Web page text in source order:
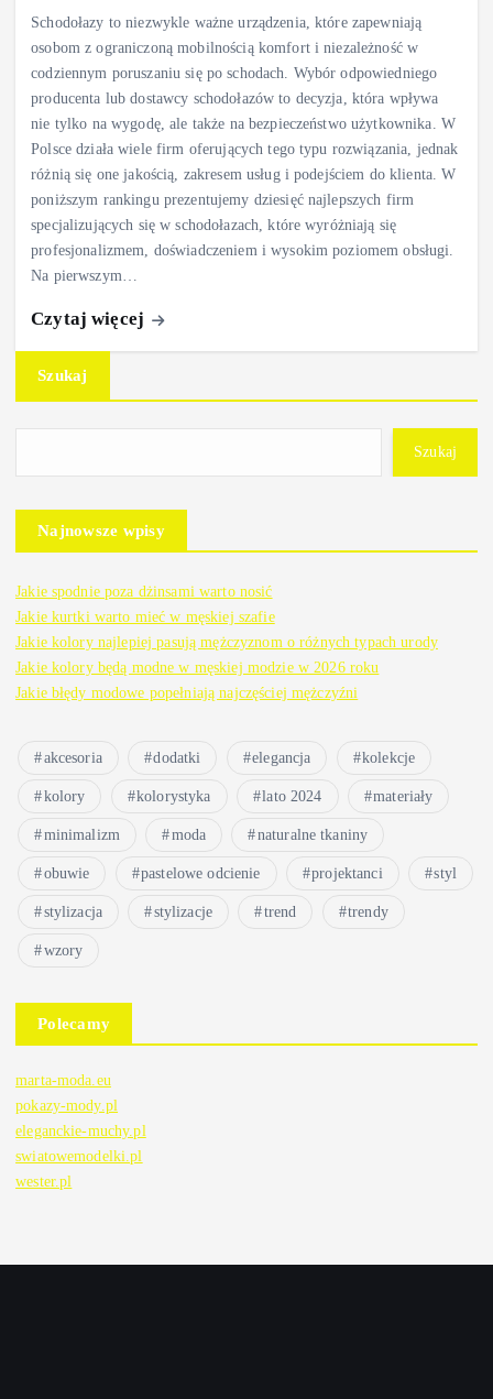
Schodołazy to niezwykle ważne urządzenia, które zapewniają
osobom z ograniczoną mobilnością komfort i niezależność w
codziennym poruszaniu się po schodach. Wybór odpowiedniego
producenta lub dostawcy schodołazów to decyzja, która wpływa
nie tylko na wygodę, ale także na bezpieczeństwo użytkownika. W
Polsce działa wiele firm oferujących tego typu rozwiązania, jednak
różnią się one jakością, zakresem usług i podejściem do klienta. W
poniższym rankingu prezentujemy dziesięć najlepszych firm
specjalizujących się w schodołazach, które wyróżniają się
profesjonalizmem, doświadczeniem i wysokim poziomem obsługi.
Na pierwszym…
Czytaj więcej
Szukaj
Szukaj
Najnowsze wpisy
Jakie spodnie poza dżinsami warto nosić
Jakie kurtki warto mieć w męskiej szafie
Jakie kolory najlepiej pasują mężczyznom o różnych typach urody
Jakie kolory będą modne w męskiej modzie w 2026 roku
Jakie błędy modowe popełniają najczęściej mężczyźni
akcesoria dodatki elegancja kolekcje
kolory kolorystyka lato 2024 materiały
minimalizm moda naturalne tkaniny
obuwie pastelowe odcienie projektanci styl
stylizacja stylizacje trend trendy
wzory
Polecamy
marta-moda.eu
pokazy-mody.pl
eleganckie-muchy.pl
swiatowemodelki.pl
wester.pl